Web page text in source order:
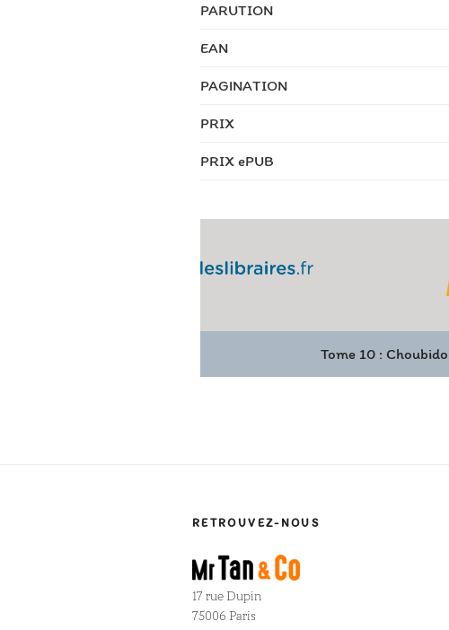
PARUTION
EAN
PAGINATION
PRIX
PRIX ePUB
Tome 10 :
RETROUVEZ-NOUS
17 rue Dupin
75006 Paris